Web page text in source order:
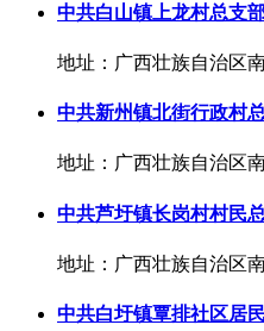
中共白山镇上龙村总支
地址：广西壮族自治区
中共新州镇北街行政村
地址：广西壮族自治区
中共芦圩镇长岗村村民
地址：广西壮族自治区
中共白圩镇覃排社区居